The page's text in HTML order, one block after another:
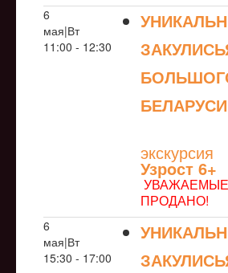
6
мая|Вт
11:00 - 12:30
БЕЛАРУСИ
экскурсия
Узрoст 6+
ПРОДАНО!
6
мая|Вт
15:30 - 17:00